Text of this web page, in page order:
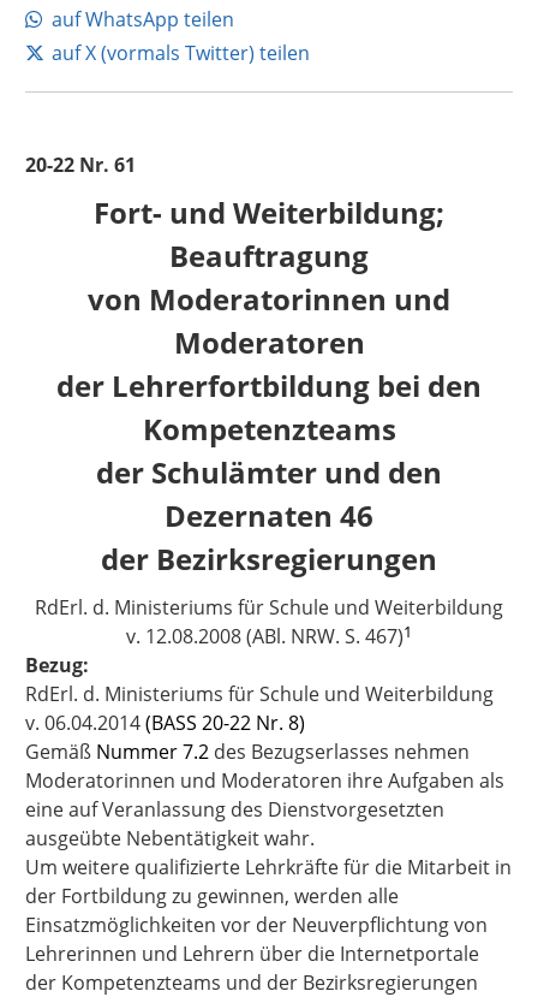
auf WhatsApp teilen
auf X (vormals Twitter) teilen
20-22 Nr. 61
Fort- und Weiterbildung;
Beauftragung
von Moderatorinnen und
Moderatoren
der Lehrerfortbildung bei den
Kompetenzteams
der Schulämter und den
Dezernaten 46
der Bezirksregierungen
RdErl. d. Ministeriums für Schule und Weiterbildung
v. 12.08.2008 (ABl. NRW. S. 467)1
Bezug:
RdErl. d. Ministeriums für Schule und Weiterbildung
v. 06.04.2014(BASS 20-22 Nr. 8)
Gemäß Nummer 7.2 des Bezugserlasses nehmen
Moderatorinnen und Moderatoren ihre Aufgaben als
eine auf Veranlassung des Dienstvorgesetzten
ausgeübte Nebentätigkeit wahr.
Um weitere qualifizierte Lehrkräfte für die Mitarbeit in
der Fortbildung zu gewinnen, werden alle
Einsatzmöglichkeiten vor der Neuverpflichtung von
Lehrerinnen und Lehrern über die Internetportale
der Kompetenzteams und der Bezirksregierungen